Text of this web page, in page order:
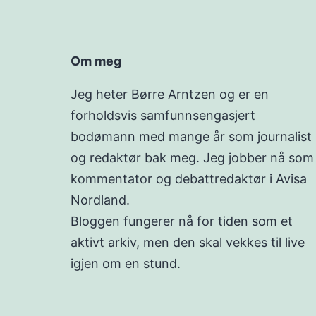
Om meg
Jeg heter Børre Arntzen og er en
forholdsvis samfunnsengasjert
bodømann med mange år som journalist
og redaktør bak meg. Jeg jobber nå som
kommentator og debattredaktør i Avisa
Nordland.
Bloggen fungerer nå for tiden som et
aktivt arkiv, men den skal vekkes til live
igjen om en stund.